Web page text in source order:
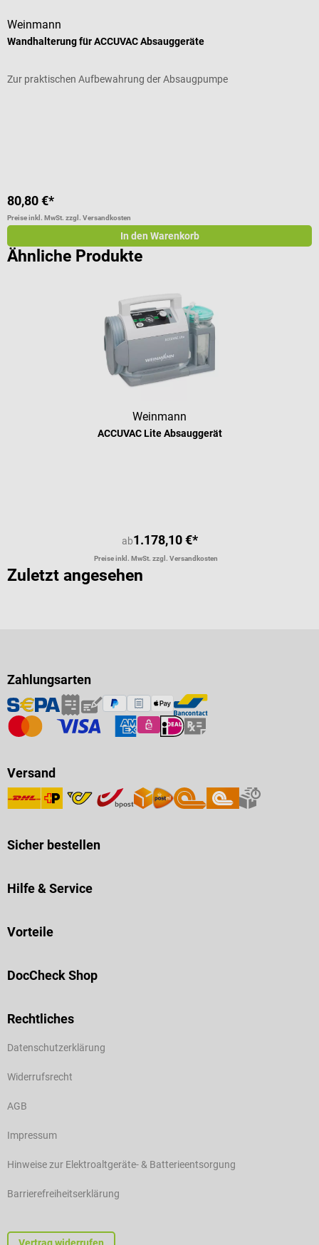
Weinmann
Wandhalterung für ACCUVAC Absauggeräte
Zur praktischen Aufbewahrung der Absaugpumpe
80,80 €*
Preise inkl. MwSt. zzgl. Versandkosten
In den Warenkorb
Ähnliche Produkte
Weinmann
ACCUVAC Lite Absauggerät
ab1.178,10 €*
Preise inkl. MwSt. zzgl. Versandkosten
Zuletzt angesehen
Zahlungsarten
Versand
Sicher bestellen
Hilfe & Service
Vorteile
DocCheck Shop
Rechtliches
Datenschutzerklärung
Widerrufsrecht
AGB
Impressum
Hinweise zur Elektroaltgeräte- & Batterieentsorgung
Barrierefreiheitserklärung